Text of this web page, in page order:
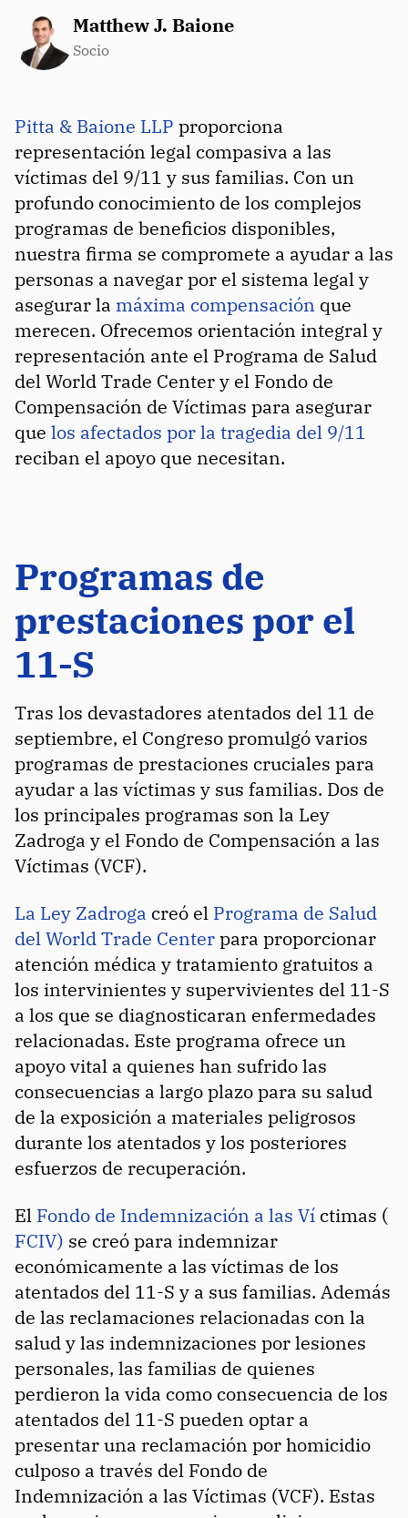
Matthew J. Baione
Socio
Pitta & Baione LLP proporciona
representación legal compasiva a las
víctimas del 9/11 y sus familias. Con un
profundo conocimiento de los complejos
programas de beneficios disponibles,
nuestra firma se compromete a ayudar a las
personas a navegar por el sistema legal y
asegurar la máxima compensación que
merecen. Ofrecemos orientación integral y
representación ante el Programa de Salud
del World Trade Center y el Fondo de
Compensación de Víctimas para asegurar
que los afectados por la tragedia del 9/11
reciban el apoyo que necesitan.
Programas de
prestaciones por el
11-S
Tras los devastadores atentados del 11 de
septiembre, el Congreso promulgó varios
programas de prestaciones cruciales para
ayudar a las víctimas y sus familias. Dos de
los principales programas son la Ley
Zadroga y el Fondo de Compensación a las
Víctimas (VCF).
La Ley Zadroga creó el Programa de Salud
del World Trade Centerpara proporcionar
atención médica y tratamiento gratuitos a
los intervinientes y supervivientes del 11-S
a los que se diagnosticaran enfermedades
relacionadas. Este programa ofrece un
apoyo vital a quienes han sufrido las
consecuencias a largo plazo para su salud
de la exposición a materiales peligrosos
durante los atentados y los posteriores
esfuerzos de recuperación.
El Fondo de Indemnización a las Ví ctimas (
FCIV) se creó para indemnizar
económicamente a las víctimas de los
atentados del 11-S y a sus familias. Además
de las reclamaciones relacionadas con la
salud y las indemnizaciones por lesiones
personales, las familias de quienes
perdieron la vida como consecuencia de los
atentados del 11-S pueden optar a
presentar una reclamación por homicidio
culposo a través del Fondo de
Indemnización a las Víctimas (VCF). Estas